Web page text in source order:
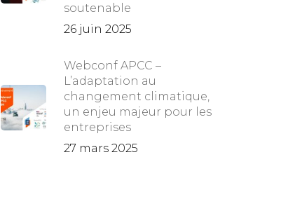
soutenable
26 juin 2025
Webconf APCC –
L’adaptation au
changement climatique,
un enjeu majeur pour les
entreprises
27 mars 2025